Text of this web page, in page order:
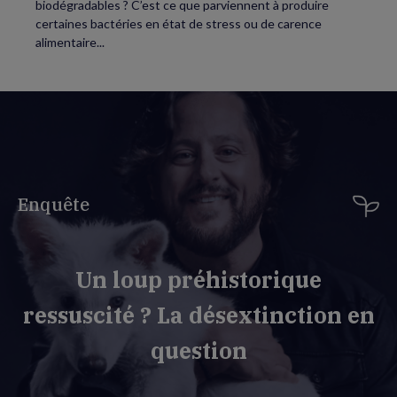
biodégradables ? C’est ce que parviennent à produire
certaines bactéries en état de stress ou de carence
alimentaire...
Enquête
Un loup préhistorique
ressuscité ? La désextinction en
question